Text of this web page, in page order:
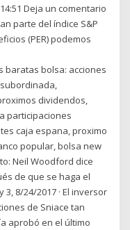
Deja un comentario
parte del índice S&P
(PER) podemos
baratas bolsa: acciones
dividendos,
participaciones
caja espana, proximo
popular, bolsa new
Neil Woodford dice
de que se haga el
8/24/2017 · El inversor
de Sniace tan
aprobó en el último